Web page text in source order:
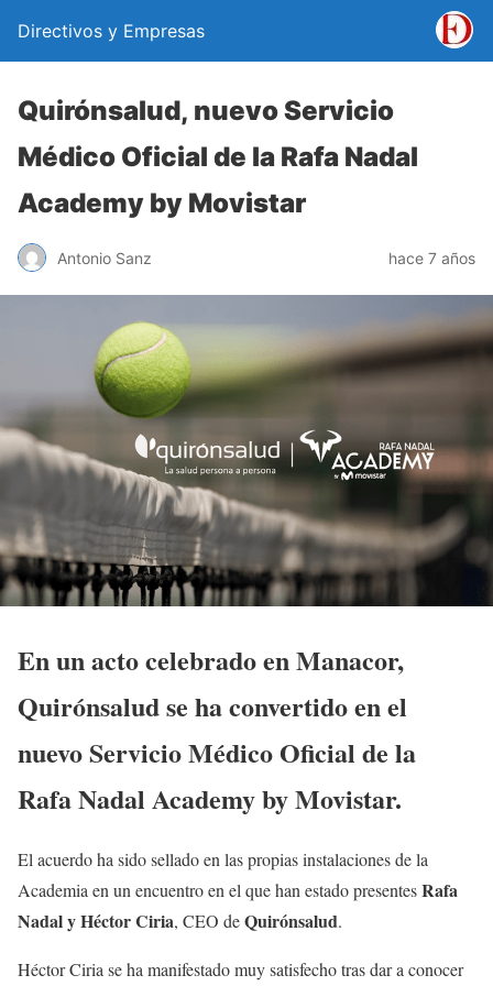
Directivos y Empresas
Quirónsalud, nuevo Servicio
Médico Oficial de la Rafa Nadal
Academy by Movistar
Antonio Sanz hace 7 años
En un acto celebrado en Manacor,
Quirónsalud se ha convertido en el
nuevo Servicio Médico Oficial de la
Rafa Nadal Academy by Movistar.
El acuerdo ha sido sellado en las propias instalaciones de la
Academia en un encuentro en el que han estado presentesRafa
Nadal y Héctor Ciria, CEO deQuirónsalud.
Héctor Ciria se ha manifestado muy satisfecho tras dar a conocer